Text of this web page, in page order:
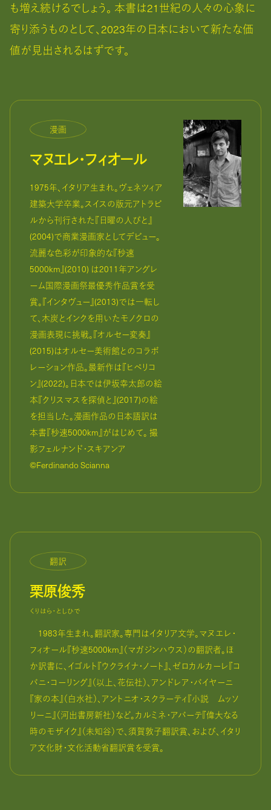
も増え続けるでしょう。 本書は21世紀の人々の心象に
寄り添うものとして、2023年の日本において新たな価
値が見出されるはずです。
漫画
マヌエレ・フィオール
1975年、イタリア生まれ。ヴェネツィア
建築大学卒業。スイスの版元アトラビ
ルから刊行された『日曜の人びと』
(2004)で商業漫画家としてデビュー。
流麗な色彩が印象的な『秒速
5000km』(2010) は2011年アングレ
ーム国際漫画祭最優秀作品賞を受
賞。『インタヴュー』(2013)では一転し
て、木炭とインクを用いたモノクロの
漫画表現に挑戦。『オルセー変奏』
(2015)はオルセー美術館とのコラボ
レーション作品。最新作は『ヒペリコ
ン』(2022)。日本では伊坂幸太郎の絵
本『クリスマスを探偵と』(2017)の絵
を担当した。漫画作品の日本語訳は
本書『秒速5000km』がはじめて。 撮
影フェルナンド・スキアンア
©Ferdinando Scianna
翻訳
栗原俊秀
くりはら・としひで
1983年生まれ。翻訳家。専門はイタリア文学。マヌエレ・
フィオール『秒速5000km』（マガジンハウス）の翻訳者。ほ
か訳書に、イゴルト『ウクライナ・ノート』、ゼロカルカーレ『コ
バニ・コーリング』（以上、花伝社）、アンドレア・バイヤーニ
『家の本』（白水社）、アントニオ・スクラーティ『小説 ムッソ
リーニ』（河出書房新社）など。カルミネ・アバーテ『偉大なる
時のモザイク』（未知谷）で、須賀敦子翻訳賞、および、イタリ
ア文化財・文化活動省翻訳賞を受賞。